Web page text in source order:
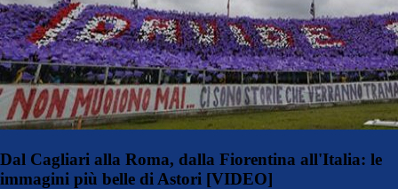
Dal Cagliari alla Roma, dalla Fiorentina all'Italia: le
immagini più belle di Astori [VIDEO]